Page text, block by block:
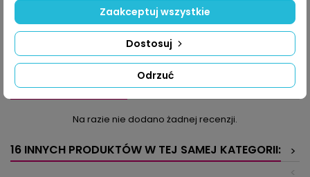
bogactwem odcieni inne modele: słonecznie żółta zazdrostka i
owalna serweta, wrzosowa serwetka ze środkowym listkiem i
symetrycznie rozchodzącymi się promieniami, patchworkowa
poszewka na poduszkę. Obrazu dopełniają modele utrzymane
w spokojnym kolorze niebieskim.
KOMENTARZE (0) Oceń
Na razie nie dodano żadnej recenzji.
16 INNYCH PRODUKTÓW W TEJ SAMEJ KATEGORII:
>
<
Odrzuć
Dostosuj
Zaakceptuj wszystkie